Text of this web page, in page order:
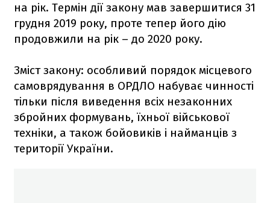
на рік. Термін дії закону мав завершитися 31
грудня 2019 року, проте тепер його дію
продовжили на рік – до 2020 року.
Зміст закону: особливий порядок місцевого
самоврядування в ОРДЛО набуває чинності
тільки після виведення всіх незаконних
збройних формувань, їхньої військової
техніки, а також бойовиків і найманців з
території України.